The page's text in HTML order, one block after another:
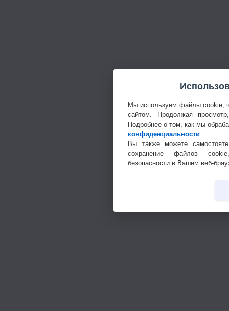
Мы используем файлы cookie,
сайтом. Продолжая
Подробнее о том, как мы
конфиденциальности.
Вы также можете
сохранение файлов
безопасности в Вашем веб-